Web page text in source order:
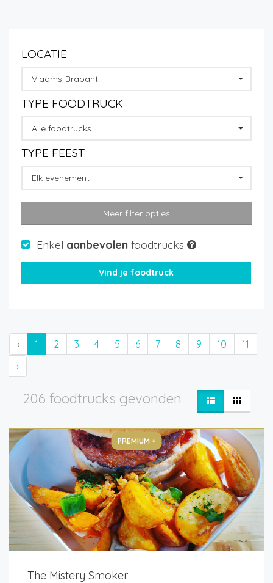
LOCATIE
Vlaams-Brabant
TYPE FOODTRUCK
Alle foodtrucks
TYPE FEEST
Elk evenement
Meer filter opties
Enkel aanbevolen foodtrucks
‹ 1 2 3 4 5 6 7 8 9 10
11
›
206 foodtrucks gevonden
PREMIUM +
The Mistery Smoker